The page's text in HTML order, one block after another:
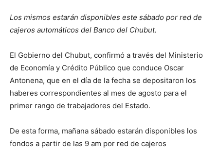
Los mismos estarán disponibles este sábado por red de
cajeros automáticos del Banco del Chubut.
El Gobierno del Chubut, confirmó a través del Ministerio
de Economía y Crédito Público que conduce Oscar
Antonena, que en el día de la fecha se depositaron los
haberes correspondientes al mes de agosto para el
primer rango de trabajadores del Estado.
De esta forma, mañana sábado estarán disponibles los
fondos a partir de las 9 am por red de cajeros